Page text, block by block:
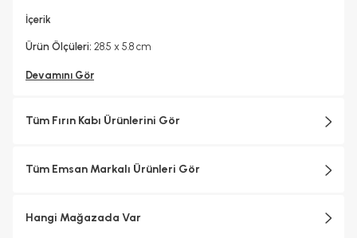
İçerik
Ürün Ölçüleri: 28.5 x 5.8 cm
Devamını Gör
Tüm Fırın Kabı Ürünlerini Gör
Tüm Emsan Markalı Ürünleri Gör
Hangi Mağazada Var